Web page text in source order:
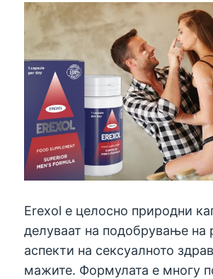
Erexol е целосно природни
делуваат на подобрување на
аспекти на сексуалното
мажите. Формулата е многу